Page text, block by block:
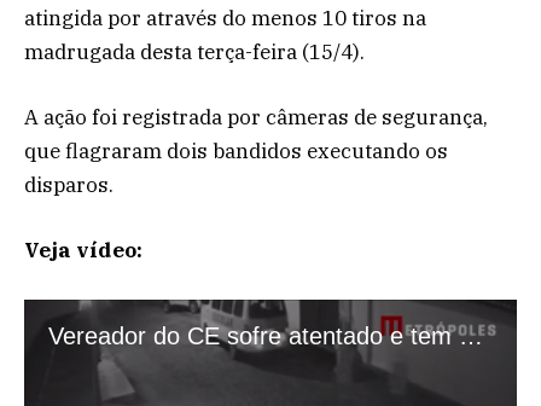
atingida por através do menos 10 tiros na
madrugada desta terça-feira (15/4).
A ação foi registrada por câmeras de segurança,
que flagraram dois bandidos executando os
disparos.
Veja vídeo: